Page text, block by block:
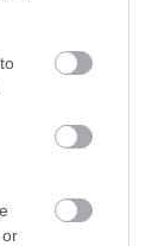
A
ÉRKE...